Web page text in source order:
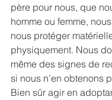
père pour nous, que
homme ou femme,
nous protéger
physiquement. Nous
même des signes de
si nous n’en obtenons
Bien sûr agir en